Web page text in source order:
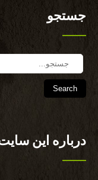
جستجو
درباره این سایت